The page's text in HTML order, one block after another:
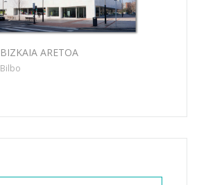
BIZKAIA ARETOA
Bilbo